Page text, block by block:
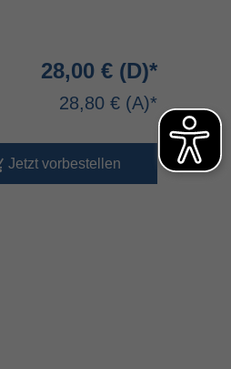
28,00 €
28,80 €
Jetzt vorbestellen